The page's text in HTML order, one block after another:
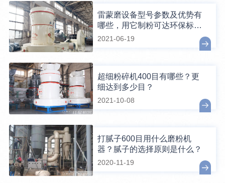
雷蒙磨设备型号参数及优势有
哪些，用它制粉可达环保标准
吗？
2021-06-19
超细粉碎机400目有哪些？更
细达到多少目？
2021-10-08
打腻子600目用什么磨粉机
器？腻子的选择原则是什么？
2020-11-19